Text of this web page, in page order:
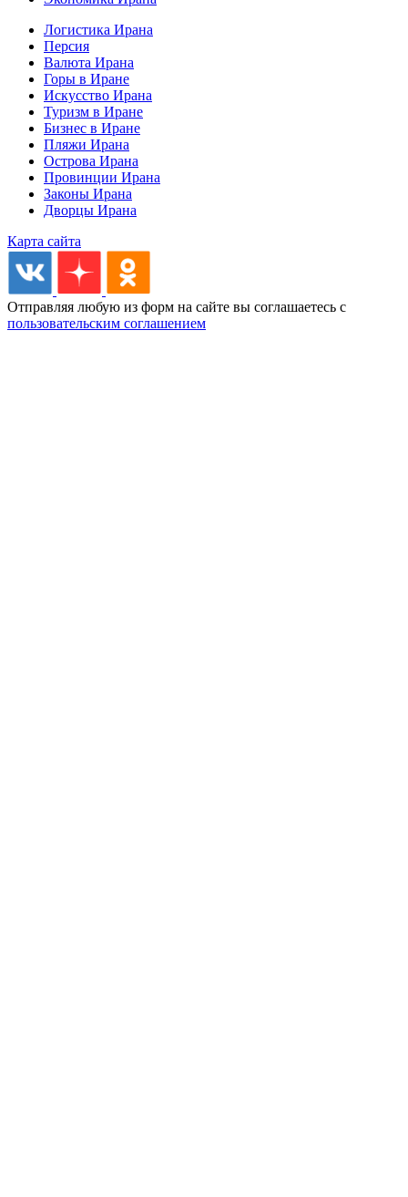
Логистика Ирана
Персия
Валюта Ирана
Горы в Иране
Искусство Ирана
Туризм в Иране
Бизнес в Иране
Пляжи Ирана
Острова Ирана
Провинции Ирана
Законы Ирана
Дворцы Ирана
Карта сайта
Отправляя любую из форм на сайте вы соглашаетесь с
пользовательским соглашением